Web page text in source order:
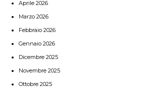
Aprile 2026
Marzo 2026
Febbraio 2026
Gennaio 2026
Dicembre 2025
Novembre 2025
Ottobre 2025